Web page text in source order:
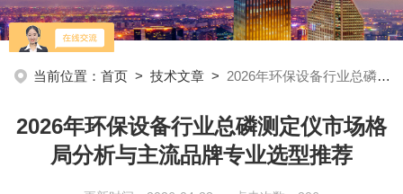
当前位置：首页 >技术文章 > 2026年环保设备行业总磷测定仪市场格局分析与主流品牌专业选型推荐
2026年环保设备行业总磷测定仪市场格
局分析与主流品牌专业选型推荐